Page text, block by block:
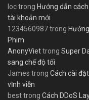
loctrong Hướng dẫn
tài khoản mới
1234560987trong
Phim
AnonyViettrong Super
sang chế độ tối
James trong Cách cài
vĩnh viễn
besttrong Cách DDoS